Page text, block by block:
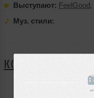
Выступают: FeelGood,
Муз. стили:
КОММЕНТАРИИ